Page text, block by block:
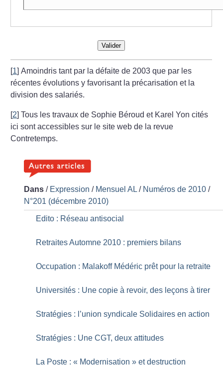
Valider
[1]Amoindris tant par la défaite de 2003 que par les
récentes évolutions y favorisant la précarisation et la
division des salariés.
[2]Tous les travaux de Sophie Béroud et Karel Yon cités
ici sont accessibles sur le site web de la revue
Contretemps.
Dans / Expression / Mensuel AL/ Numéros de 2010 /
N°201 (décembre 2010)
Edito : Réseau antisocial
Retraites Automne 2010 : premiers bilans
Occupation : Malakoff Médéric prêt pour la retraite
Universités : Une copie à revoir, des leçons à tirer
Stratégies : l’union syndicale Solidaires en action
Stratégies : Une CGT, deux attitudes
La Poste : « Modernisation » et destruction